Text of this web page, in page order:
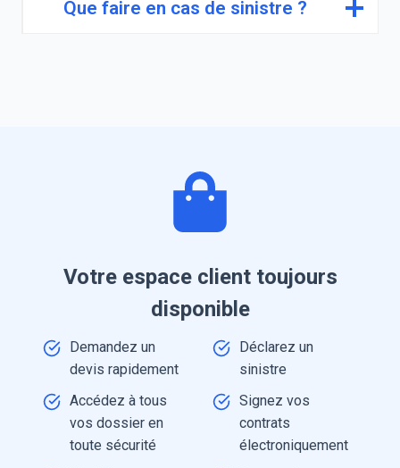
Que faire en cas de sinistre ?
Votre espace client toujours
disponible
Demandez un
devis rapidement
Déclarez un
sinistre
Accédez à tous
vos dossier en
toute sécurité
Signez vos
contrats
électroniquement